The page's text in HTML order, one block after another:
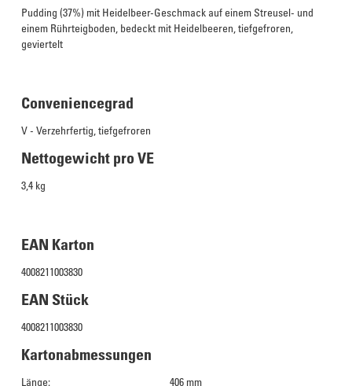
Pudding (37%) mit Heidelbeer-Geschmack auf einem Streusel- und
einem Rührteigboden, bedeckt mit Heidelbeeren, tiefgefroren,
geviertelt
Conveniencegrad
V - Verzehrfertig, tiefgefroren
Nettogewicht pro VE
3,4 kg
EAN Karton
4008211003830
EAN Stück
4008211003830
Kartonabmessungen
Länge: 406 mm